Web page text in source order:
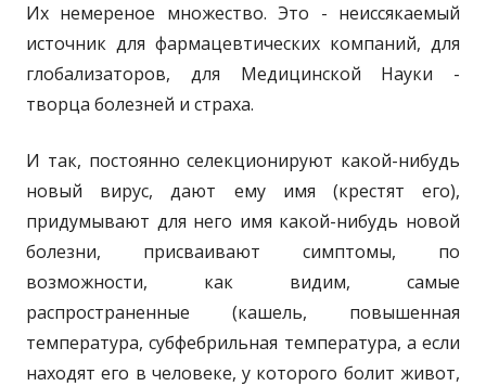
Их немереное множество. Это - неиссякаемый
источник для фармацевтических компаний, для
глобализаторов, для Медицинской Науки -
творца болезней и страха.
И так, постоянно селекционируют какой-нибудь
новый вирус, дают ему имя (крестят его),
придумывают для него имя какой-нибудь новой
болезни, присваивают симптомы, по
возможности, как видим, самые
распространенные (кашель, повышенная
температура, субфебрильная температура, а если
находят его в человеке, у которого болит живот,